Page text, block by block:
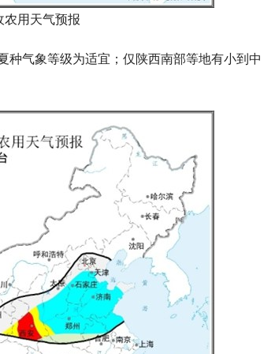
农用天气预报
种气象等级为适宜；仅陕西南部等地有小到中